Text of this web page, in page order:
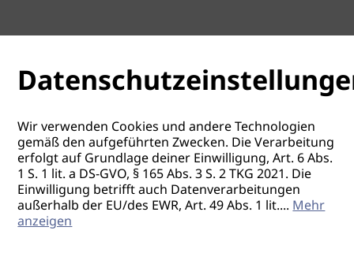
Wir verwenden Cookies und andere Technologien
gemäß den aufgeführten Zwecken. Die Verarbeitung
erfolgt auf Grundlage deiner Einwilligung, Art. 6 Abs.
1 S. 1 lit. a DS-GVO, § 165 Abs. 3 S. 2 TKG 2021. Die
Einwilligung betrifft auch Datenverarbeitungen
außerhalb der EU/des EWR, Art. 49 Abs. 1 lit....Mehr
anzeigen